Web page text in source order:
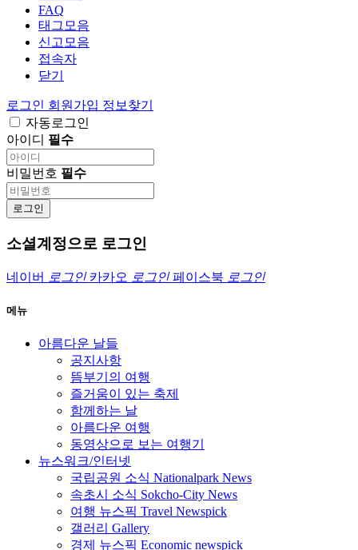
FAQ
태그모음
신고모음
접속자
닫기
로그인 회원가입 정보찾기
자동로그인
아이디 필수
비밀번호 필수
로그인
소셜계정으로 로그인
네이버 로그인 카카오 로그인 페이스북 로그인
메뉴
아름다운 날들
공지사항
뜸부기의 여행
즐거움이 있는 축제
함께하는 날
아름다운 여행
동영상으로 보는 여행기
뉴스워크/인터넷
국립공원 소식 Nationalpark News
속초시 소식 Sokcho-City News
여행 뉴스픽 Travel Newspick
갤러리 Gallery
경제 뉴스픽 Economic newspick